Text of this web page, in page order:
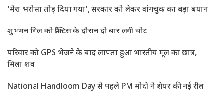
'मेरा भरोसा तोड़ दिया गया', सरकार को लेकर वांगचुक का बड़ा बयान
शुभमन गिल को प्रैक्टिस के दौरान दो बार लगी चोट
परिवार को GPS भेजने के बाद लापता हुआ भारतीय मूल का छात्र,
मिला शव
National Handloom Day से पहले PM मोदी ने शेयर की नई रील